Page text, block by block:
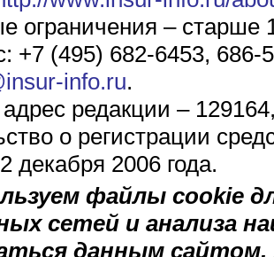
ограничения – старше
+7 (495) 682-6453, 686-
info.ru.
редакции –
о регистрации
декабря 2006 года.
файлы cookie
сетей и анализа
данным